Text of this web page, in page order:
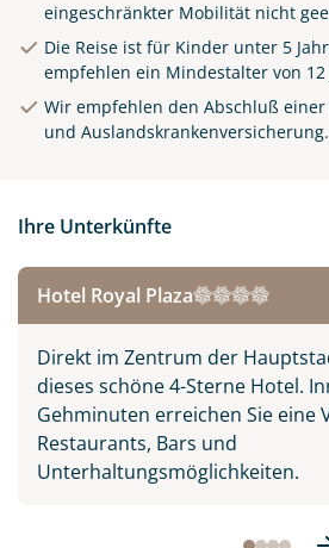
der Halbinsel des
eingeschränkter Mobilität nicht
Die Reise ist für Kinder unter 5
empfehlen ein Mindestalter von 12
Wir empfehlen den Abschluß
und Auslandskrankenversicherung.
Ihre Unterkünfte
Hotel Royal Plaza
Direkt im Zentrum der
dieses schöne 4-Sterne Hotel.
Gehminuten erreichen Sie eine
Restaurants, Bars und
Unterhaltungsmöglichkeiten.